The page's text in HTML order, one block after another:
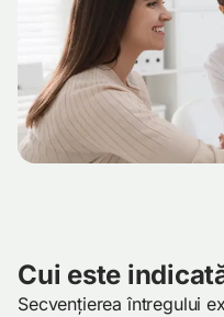
Cui este
Secvențierea întregului